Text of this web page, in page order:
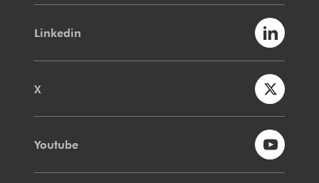
Linkedin
X
Youtube